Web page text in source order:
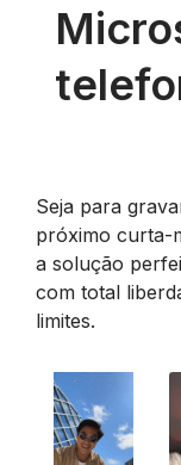
Seja para
próximo curta-
a solução
com total
limites.